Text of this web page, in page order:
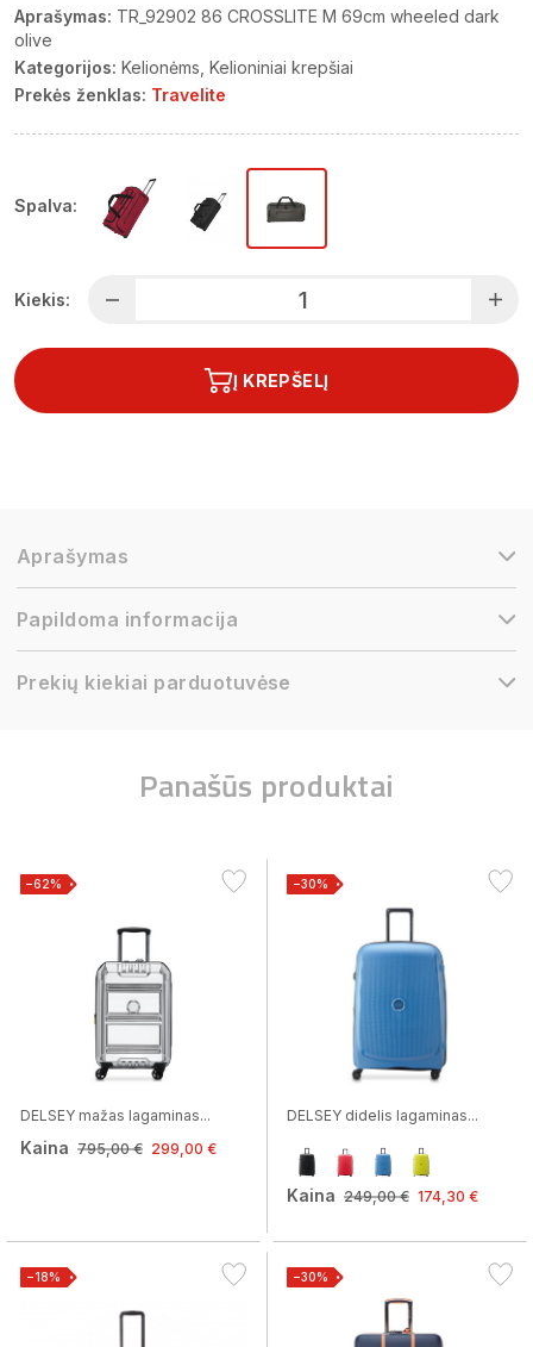
Aprašymas: TR_92902 86 CROSSLITE M 69cm wheeled dark
olive
Kategorijos: Kelionėms Kelioniniai krepšiai
Prekės ženklas: Travelite
Spalva:
Kiekis:
Į KREPŠELĮ
Aprašymas
Papildoma informacija
Prekių kiekiai parduotuvėse
Panašūs produktai
−62%
DELSEY mažas lagaminas...
Kaina 795,00 € 299,00 €
−30%
DELSEY didelis lagaminas...
Kaina 249,00 € 174,30 €
−18% −30%